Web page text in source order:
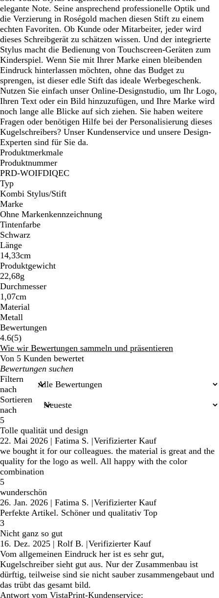
d
R
o
s
é
g
o
l
d
o
l
d
é
g
o
l
d
s
é
g
o
l
d
elegante Note. Seine ansprechend professionelle Optik und
die Verzierung in Roségold machen diesen Stift zu einem
echten Favoriten. Ob Kunde oder Mitarbeiter, jeder wird
dieses Schreibgerät zu schätzen wissen. Und der integrierte
Stylus macht die Bedienung von Touchscreen-Geräten zum
Kinderspiel. Wenn Sie mit Ihrer Marke einen bleibenden
Eindruck hinterlassen möchten, ohne das Budget zu
sprengen, ist dieser edle Stift das ideale Werbegeschenk.
Nutzen Sie einfach unser Online-Designstudio, um Ihr Logo,
Ihren Text oder ein Bild hinzuzufügen, und Ihre Marke wird
noch lange alle Blicke auf sich ziehen. Sie haben weitere
Fragen oder benötigen Hilfe bei der Personalisierung dieses
Kugelschreibers? Unser Kundenservice und unsere Design-
Experten sind für Sie da.
Produktmerkmale
Produktnummer
PRD-WOIFDIQEC
Typ
Kombi Stylus/Stift
Marke
Ohne Markenkennzeichnung
Tintenfarbe
Schwarz
Länge
14,33cm
Produktgewicht
22,68g
Durchmesser
1,07cm
Material
Metall
Bewertungen
4.6(55
Bewertungen
)
Wie wir Bewertungen sammeln und präsentieren
Von 5 Kunden bewertet
Meine
Sucheingaben
Filtern
nach
Sortieren
nach
5
Tolle qualität und design
22. Mai 2026 | Fatima S. |Verifizierter Kauf
we bought it for our colleagues. the material is great and the
quality for the logo as well. All happy with the color
combination
5
wunderschön
26. Jan. 2026 | Fatima S. |Verifizierter Kauf
Perfekte Artikel. Schöner und qualitativ Top
3
Nicht ganz so gut
16. Dez. 2025 | Rolf B. |Verifizierter Kauf
Vom allgemeinen Eindruck her ist es sehr gut,
Kugelschreiber sieht gut aus. Nur der Zusammenbau ist
dürftig, teilweise sind sie nicht sauber zusammengebaut und
das trübt das gesamt bild.
Antwort vom VistaPrint-Kundenservice: